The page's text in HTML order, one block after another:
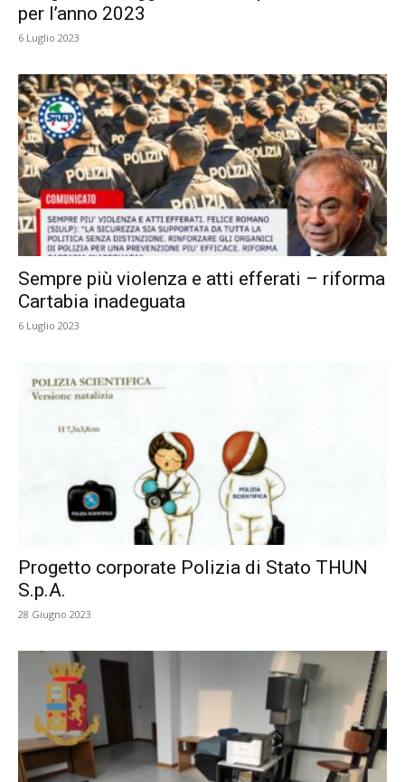
per l’anno 2023
6 Luglio 2023
Sempre più violenza e atti efferati – riforma
Cartabia inadeguata
6 Luglio 2023
Progetto corporate Polizia di Stato THUN
S.p.A.
28 Giugno 2023